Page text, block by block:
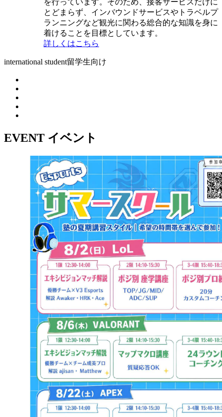
を行っています。そのため、接客サービスだけに
とどまらず、インバウンドサービスやトラベルプ
ランニングなど観光に関わる総合的な知識を身に
着けることを目標としています。
詳しくはこちら
international student留学生向け
EVENT イベント